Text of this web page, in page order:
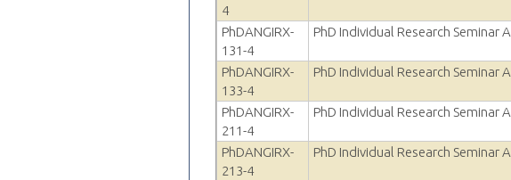
4
PhDANGIRX-
131-4
PhD Individual Research Seminar A
PhDANGIRX-
133-4
PhD Individual Research Seminar A
PhDANGIRX-
211-4
PhD Individual Research Seminar A
PhDANGIRX-
213-4
PhD Individual Research Seminar A